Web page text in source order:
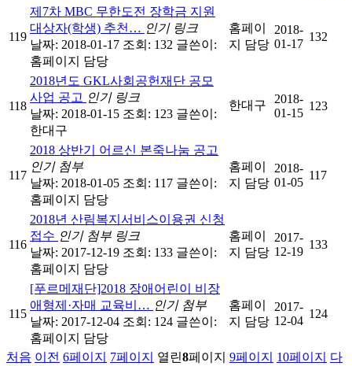
119
제7차 MBC 무한도전 장학금 지원
대상자(학생) 추천… 인기 링크
날짜: 2018-01-17 조회: 132 글쓴이:
홈페이지 담당
홈페이
지 담당
2018-
01-17
132
118
2018년도 GKL사회공헌재단 공모
사업 공고 인기 링크
날짜: 2018-01-15 조회: 123 글쓴이:
한대구
한대구
2018-
01-15
123
117
2018 상반기 어르신 본죽나눔 공고
인기 첨부
날짜: 2018-01-05 조회: 117 글쓴이:
홈페이지 담당
홈페이
지 담당
2018-
01-05
117
116
2018년 산림복지서비스이용권 신청
접수 인기 첨부 링크
날짜: 2017-12-19 조회: 133 글쓴이:
홈페이지 담당
홈페이
지 담당
2017-
12-19
133
115
[푸르메재단]2018 장애어린이 비장
애형제·자매 교육비… 인기 첨부
날짜: 2017-12-04 조회: 124 글쓴이:
홈페이지 담당
홈페이
지 담당
2017-
12-04
124
처음 이전 6페이지 7페이지 열린8페이지 9페이지 10페이지
다